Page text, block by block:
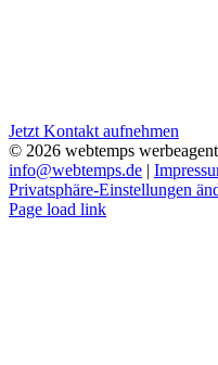
Jetzt Kontakt aufnehmen
© 2026 webtemps
info@webtemps.de
Privatsphäre-Einstellungen
Facebook
Instagram
YouTube
LinkedIn
Page load link